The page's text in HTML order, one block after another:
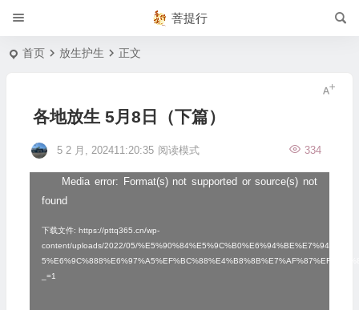
菩提行
首页 放生护生 正文
各地放生 5月8日（下篇）
5 2 月, 202411:20:35 334
阅读模式
Media error: Format(s) not supported or source(s) not
found
下载文件: https://pttq365.cn/wp-
content/uploads/2022/05/%E5%90%84%E5%9C%B0%E6%94%BE%E7%94%9F-
_=1